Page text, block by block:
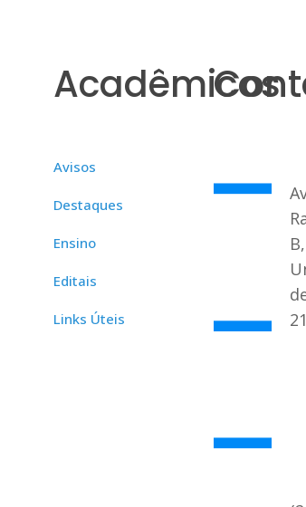
Acadêmicos
Avisos
Destaques
Ensino
Editais
Links Úteis